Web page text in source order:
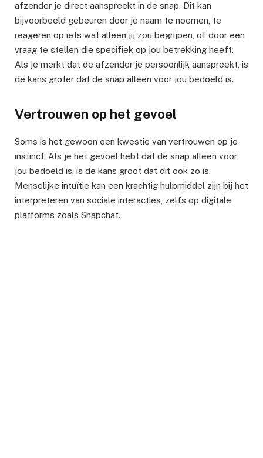
afzender je direct aanspreekt in de snap. Dit kan
bijvoorbeeld gebeuren door je naam te noemen, te
reageren op iets wat alleen jij zou begrijpen, of door een
vraag te stellen die specifiek op jou betrekking heeft.
Als je merkt dat de afzender je persoonlijk aanspreekt, is
de kans groter dat de snap alleen voor jou bedoeld is.
Vertrouwen op het gevoel
Soms is het gewoon een kwestie van vertrouwen op je
instinct. Als je het gevoel hebt dat de snap alleen voor
jou bedoeld is, is de kans groot dat dit ook zo is.
Menselijke intuïtie kan een krachtig hulpmiddel zijn bij het
interpreteren van sociale interacties, zelfs op digitale
platforms zoals Snapchat.